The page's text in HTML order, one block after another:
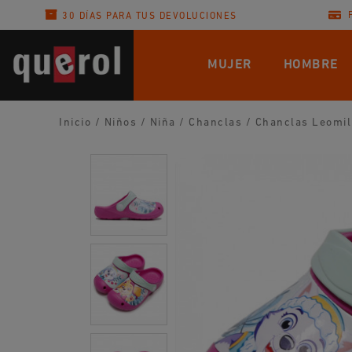
30 DÍAS PARA TUS DEVOLUCIONES
MUJER HOMBRE
Inicio / Niños / Niña / Chanclas / Chanclas